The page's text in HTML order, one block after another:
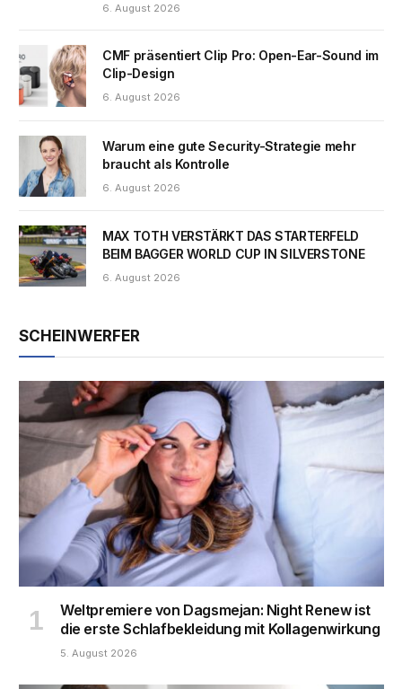
6. August 2026
CMF präsentiert Clip Pro: Open-Ear-Sound im
Clip-Design
6. August 2026
Warum eine gute Security-Strategie mehr
braucht als Kontrolle
6. August 2026
MAX TOTH VERSTÄRKT DAS STARTERFELD
BEIM BAGGER WORLD CUP IN SILVERSTONE
6. August 2026
SCHEINWERFER
Weltpremiere von Dagsmejan: Night Renew ist
die erste Schlafbekleidung mit Kollagenwirkung
5. August 2026